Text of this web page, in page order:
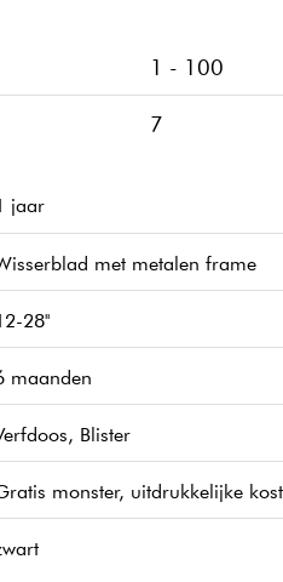
1 - 100
7
jaar
met metalen frame
28''
maanden
Blister
monster, uitdrukkelijke